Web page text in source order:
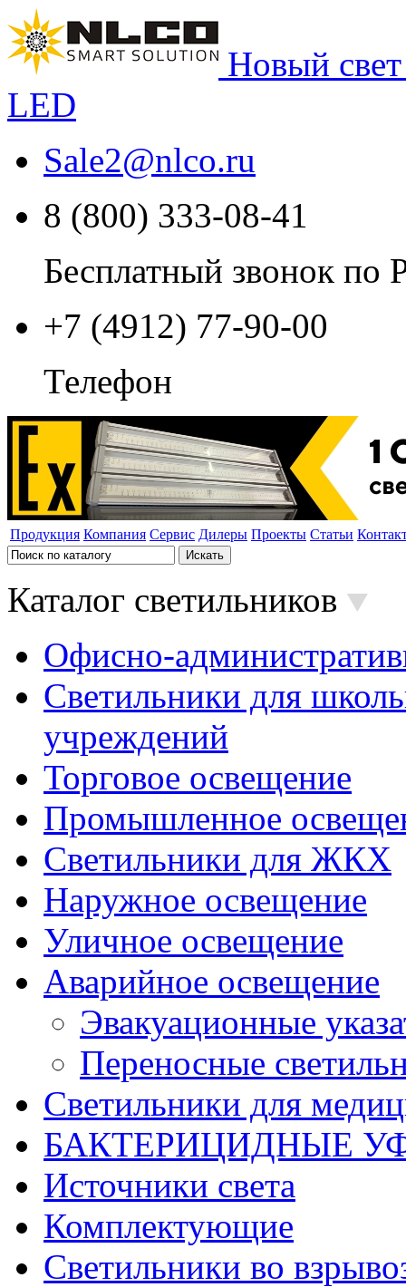
Новый
LED
Sale2@nlco.ru
8 (800) 333-08-41
Бесплатный звонок по
+7 (4912) 77-90-00
Телефон
Продукция Компания Сервис Дилеры Проекты Статьи
Каталог светильников
Офисно-
Светильники для
учреждений
Торговое освещение
Промышленное
Светильники для ЖКХ
Наружное освещение
Уличное освещение
Аварийное освещение
Эвакуационные
Переносные
Светильники для
БАКТЕРИЦИДНЫЕ
Источники света
Комплектующие
Светильники во